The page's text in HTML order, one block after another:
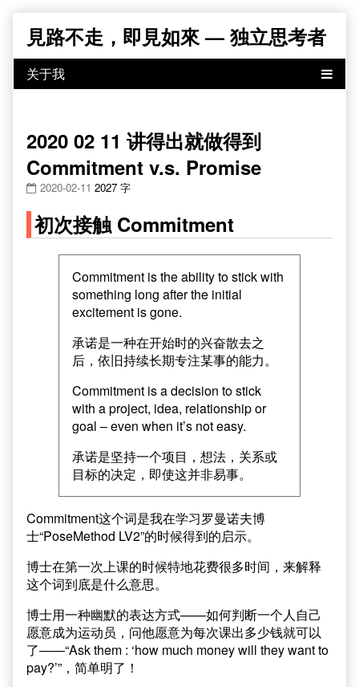
content
見路不走，即見如來 — 独立思考者
2020 02 11 讲得出就做得到
Commitment v.s. Promise
2020-02-11 2027 字
初次接触 Commitment
Commitment is the ability to stick with
something long after the initial
excitement is gone.
承诺是一种在开始时的兴奋散去之
后，依旧持续长期专注某事的能力。
Commitment is a decision to stick
with a project, idea, relationship or
goal – even when it’s not easy.
承诺是坚持一个项目，想法，关系或
目标的决定，即使这并非易事。
Commitment这个词是我在学习罗曼诺夫博
士“PoseMethod LV2”的时候得到的启示。
博士在第一次上课的时候特地花费很多时间，来解释
这个词到底是什么意思。
博士用一种幽默的表达方式——如何判断一个人自己
愿意成为运动员，问他愿意为每次课出多少钱就可以
了——“Ask them : ‘how much money will they want to
pay?’”，简单明了！